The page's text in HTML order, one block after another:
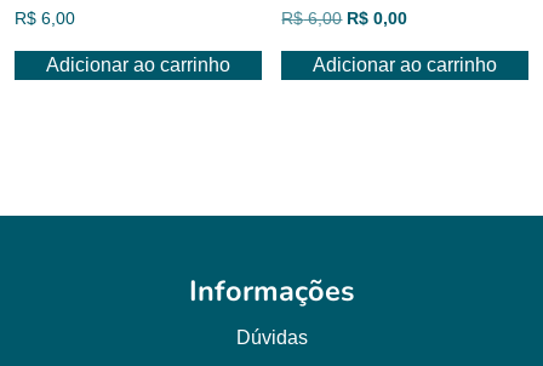
R$ 6,00
Adicionar ao carrinho
R$6,00 O
original
R$ 0,00O
atual
Adicionar ao carrinho
Informações
Dúvidas